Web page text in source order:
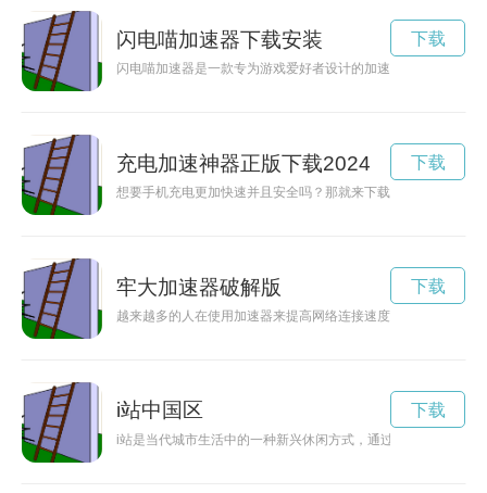
闪电喵加速器下载安装
闪电喵加速器是一款专为游戏爱好者设计的加速器，能够提供
下载
充电加速神器正版下载2024
想要手机充电更加快速并且安全吗？那就来下载充电加速神器
下载
牢大加速器破解版
越来越多的人在使用加速器来提高网络连接速度，而有些加速
下载
i站中国区
i站是当代城市生活中的一种新兴休闲方式，通过停下来、观察
下载